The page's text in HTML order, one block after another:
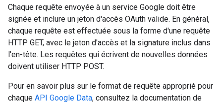
Chaque requête envoyée à un service Google doit être
signée et inclure un jeton d'accès OAuth valide. En général,
chaque requête est effectuée sous la forme d'une requête
HTTP GET, avec le jeton d'accès et la signature inclus dans
l'en-tête. Les requêtes qui écrivent de nouvelles données
doivent utiliser HTTP POST.
Pour en savoir plus sur le format de requête approprié pour
chaque API Google Data, consultez la documentation de